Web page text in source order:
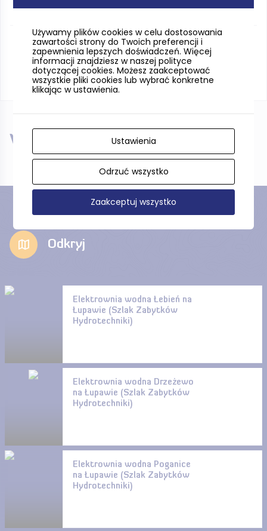
W pobliżu
Odkryj
Elektrownia wodna Łebień na
Łupawie (Szlak Zabytków
Hydrotechniki)
Elektrownia wodna Drzeżewo
na Łupawie (Szlak Zabytków
Hydrotechniki)
Elektrownia wodna Poganice
na Łupawie (Szlak Zabytków
Hydrotechniki)
Używamy plików cookies w celu dostosowania
zawartości strony do Twoich preferencji i
zapewnienia lepszych doświadczeń. Więcej
informacji znajdziesz w naszej polityce
dotyczącej cookies. Możesz zaakceptować
wszystkie pliki cookies lub wybrać konkretne
klikając w ustawienia.
Ustawienia
Odrzuć wszystko
Zaakceptuj wszystko